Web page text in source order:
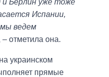
Испании,
мы ведем
– отметила она.
украинском
прямые